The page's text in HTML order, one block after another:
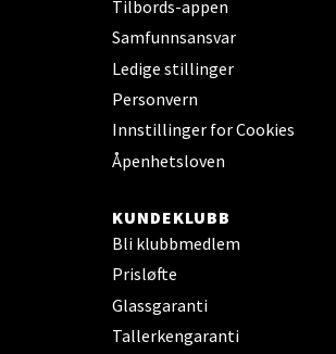
Tilbords-appen
Samfunnsansvar
Ledige stillinger
Personvern
Innstillinger for Cookies
Åpenhetsloven
KUNDEKLUBB
Bli klubbmedlem
Prisløfte
Glassgaranti
Tallerkengaranti